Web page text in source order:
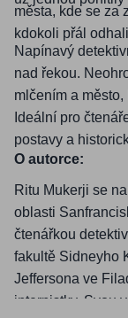
města, kde se za
kdokoli přál
Napínavý
nad řekou.
mlčením a město,
Ideální pro
postavy a
O autorce:
Ritu Mukerji se
oblasti
čtenářkou
fakultě Sidneyho
Jeffersona ve
internistky. Svou